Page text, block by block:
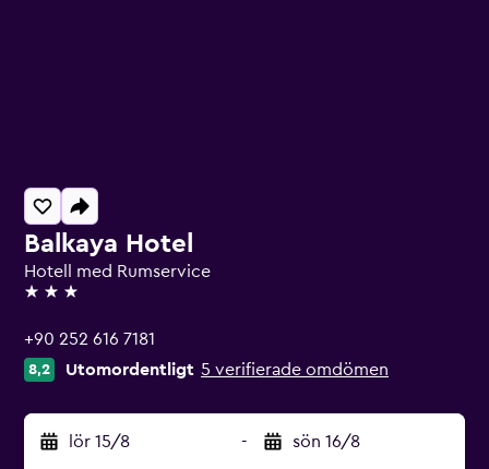
Balkaya Hotel
Hotell med Rumservice
3 stjärnor
+90 252 616 7181
8,2 Utomordentligt 5 verifierade omdömen
lör 15/8 - sön 16/8